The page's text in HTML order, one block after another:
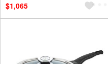
$1,065